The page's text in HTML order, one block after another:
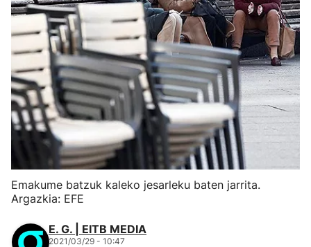
Emakume batzuk kaleko jesarleku baten jarrita.
Argazkia: EFE
E. G. | EITB MEDIA
2021/03/29 - 10:47